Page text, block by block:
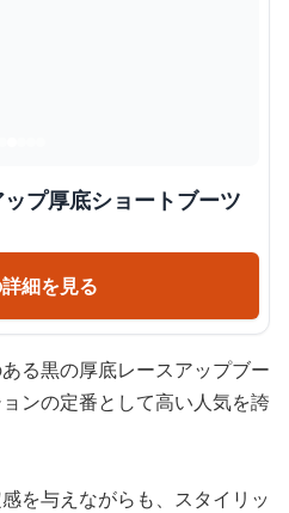
プ厚底ショートブーツ
細を見る
る黒の厚底レースアップブー
ンの定番として高い人気を誇
を与えながらも、スタイリッ